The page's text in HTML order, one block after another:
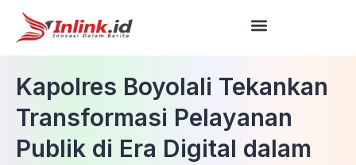
Kapolres Boyolali Tekankan
Transformasi Pelayanan
Publik di Era Digital dalam